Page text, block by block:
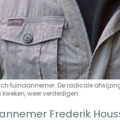
tuinaannemer. De radicale
weer verdedigen.
Frederik